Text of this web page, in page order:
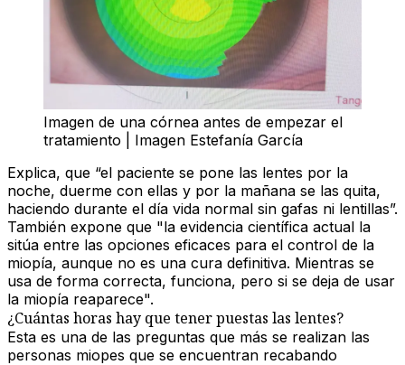
Imagen de una córnea antes de empezar el
tratamiento | Imagen Estefanía García
Explica, que “el paciente se pone las lentes por la
noche, duerme con ellas y por la mañana se las quita,
haciendo durante el día vida normal sin gafas ni lentillas”.
También expone que "la evidencia científica actual la
sitúa entre las opciones eficaces para el control de la
miopía, aunque no es una cura definitiva. Mientras se
usa de forma correcta, funciona, pero si se deja de usar
la miopía reaparece".
¿Cuántas horas hay que tener puestas las lentes?
Esta es una de las preguntas que más se realizan las
personas miopes que se encuentran recabando